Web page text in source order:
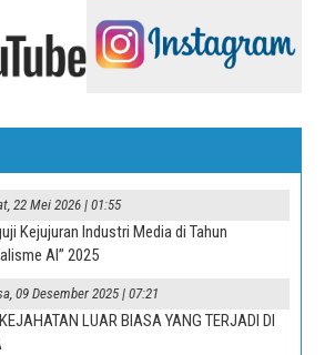
22 Mei 2026 | 01:55
Kejujuran Industri Media di Tahun
AI” 2025
09 Desember 2025 | 07:21
LUAR BIASA YANG TERJADI DI